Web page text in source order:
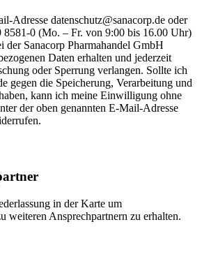
Adresse datenschutz@sanacorp.de oder
8581-0 (Mo. – Fr. von 9:00 bis 16.00 Uhr)
der Sanacorp Pharmahandel GmbH
Daten erhalten und jederzeit
oder Sperrung verlangen. Sollte ich
gegen die Speicherung, Verarbeitung und
kann ich meine Einwilligung ohne
der oben genannten E-Mail-Adresse
in der Karte um
weiteren Ansprechpartnern zu erhalten.